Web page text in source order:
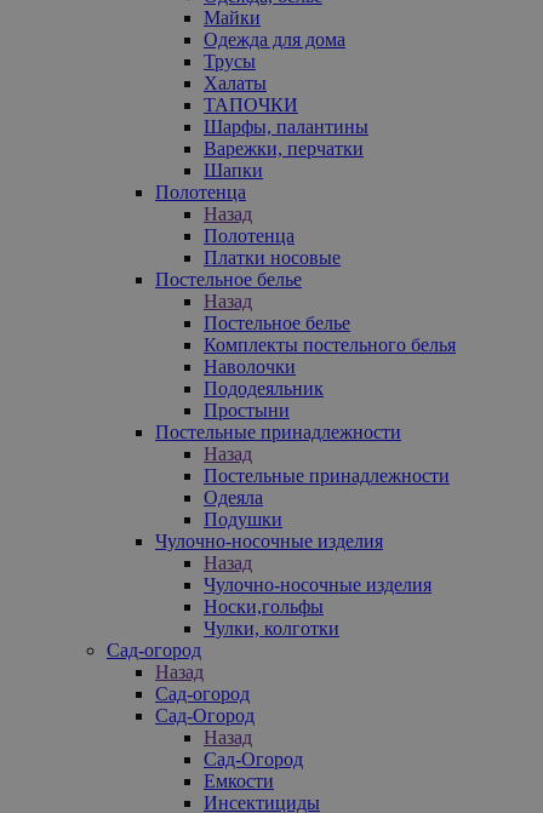
Майки
Одежда для дома
Трусы
Халаты
ТАПОЧКИ
Шарфы, палантины
Варежки, перчатки
Шапки
Полотенца
Назад
Полотенца
Платки носовые
Постельное белье
Назад
Постельное белье
Комплекты постельного белья
Наволочки
Пододеяльник
Простыни
Постельные принадлежности
Назад
Постельные принадлежности
Одеяла
Подушки
Чулочно-носочные изделия
Назад
Чулочно-носочные изделия
Носки,гольфы
Чулки, колготки
Сад-огород
Назад
Сад-огород
Сад-Огород
Назад
Сад-Огород
Емкости
Инсектициды